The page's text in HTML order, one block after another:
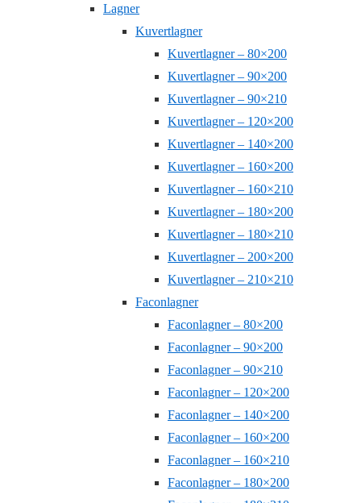
Lagner
Kuvertlagner
Kuvertlagner – 80×200
Kuvertlagner – 90×200
Kuvertlagner – 90×210
Kuvertlagner – 120×200
Kuvertlagner – 140×200
Kuvertlagner – 160×200
Kuvertlagner – 160×210
Kuvertlagner – 180×200
Kuvertlagner – 180×210
Kuvertlagner – 200×200
Kuvertlagner – 210×210
Faconlagner
Faconlagner – 80×200
Faconlagner – 90×200
Faconlagner – 90×210
Faconlagner – 120×200
Faconlagner – 140×200
Faconlagner – 160×200
Faconlagner – 160×210
Faconlagner – 180×200